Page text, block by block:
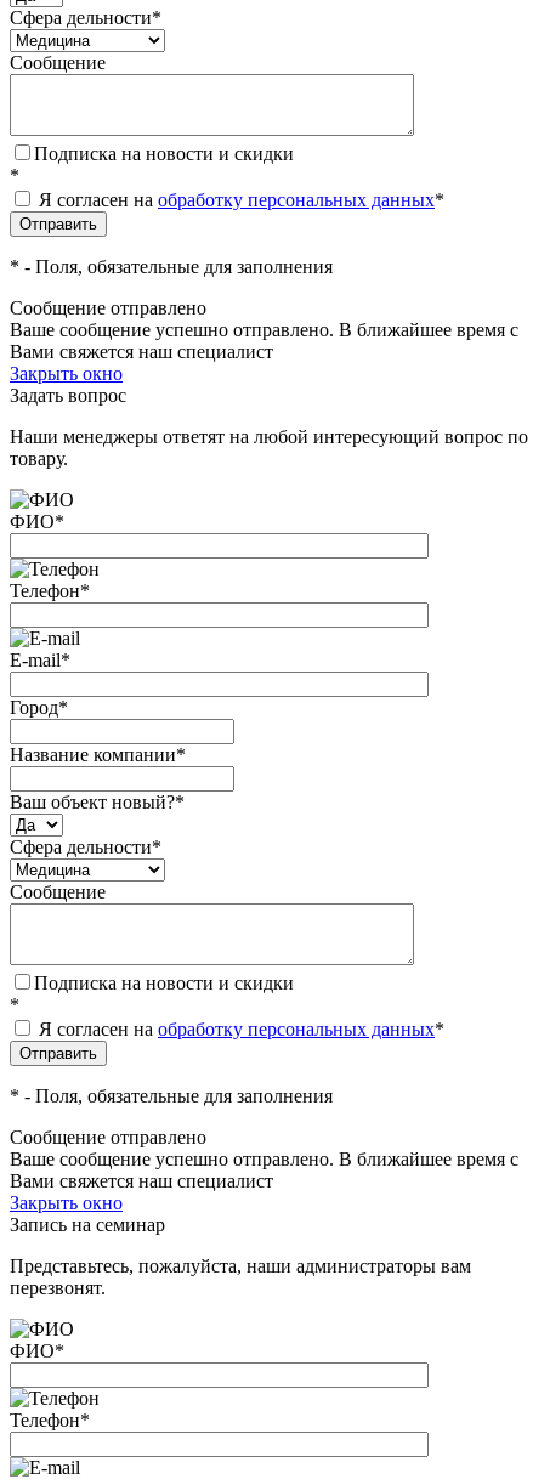
Сфера дельности*
Сообщение
Подписка на новости и скидки
*
Я согласен на обработку персональных данных*
* - Поля, обязательные для заполнения
Сообщение отправлено
Ваше сообщение успешно отправлено. В ближайшее время с
Вами свяжется наш специалист
Закрыть окно
Задать вопрос
Наши менеджеры ответят на любой интересующий вопрос по
товару.
ФИО*
Телефон*
E-mail*
Город*
Название компании*
Ваш объект новый?*
Сфера дельности*
Сообщение
Подписка на новости и скидки
*
Я согласен на обработку персональных данных*
* - Поля, обязательные для заполнения
Сообщение отправлено
Ваше сообщение успешно отправлено. В ближайшее время с
Вами свяжется наш специалист
Закрыть окно
Запись на семинар
Представьтесь, пожалуйста, наши администраторы вам
перезвонят.
ФИО*
Телефон*